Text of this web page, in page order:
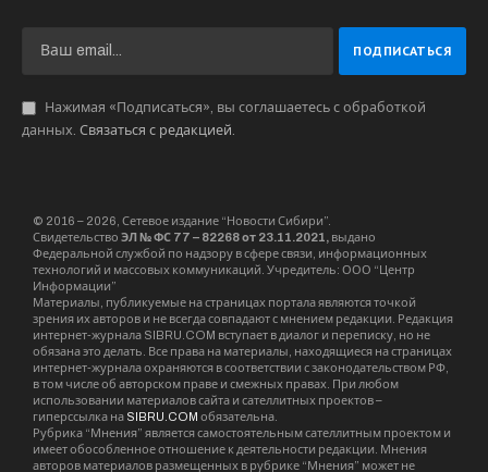
Нажимая «Подписаться», вы соглашаетесь с обработкой
данных. Связаться с редакцией
© 2016 – 2026, Сетевое издание “Новости Сибири”.
Свидетельство ЭЛ № ФС 77 – 82268 от 23.11.2021, выдано
Федеральной службой по надзору в сфере связи, информационных
технологий и массовых коммуникаций. Учредитель: ООО “Центр
Информации”
Материалы, публикуемые на страницах портала являются точкой
зрения их авторов и не всегда совпадают с мнением редакции. Редакция
интернет-журнала SIBRU.COM вступает в диалог и переписку, но не
обязана это делать. Все права на материалы, находящиеся на страницах
интернет-журнала охраняются в соответствии с законодательством РФ,
в том числе об авторском праве и смежных правах. При любом
использовании материалов сайта и сателлитных проектов –
гиперссылка на SIBRU.COM обязательна.
Рубрика “Мнения” является самостоятельным сателлитным проектом и
имеет обособленное отношение к деятельности редакции. Мнения
авторов материалов размещенных в рубрике “Мнения” может не